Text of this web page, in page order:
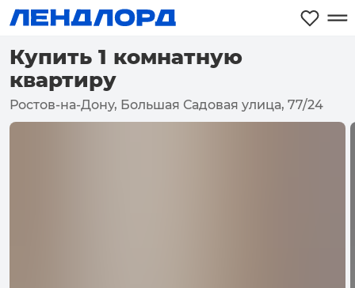
Купить 1 комнатную
квартиру
Ростов-на-Дону, Большая Садовая улица, 77/24